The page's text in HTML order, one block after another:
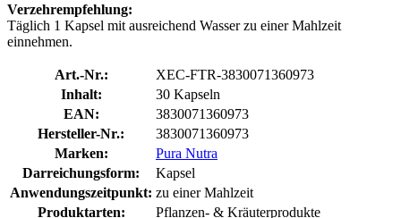
Verzehrempfehlung:
Täglich 1 Kapsel mit ausreichend Wasser zu einer Mahlzeit
einnehmen.
Art.-Nr.:
XEC-FTR-3830071360973
Inhalt:
30 Kapseln
EAN:
3830071360973
Hersteller-Nr.:
3830071360973
Marken:
Pura Nutra
Darreichungsform:
Kapsel
Anwendungszeitpunkt: zu einer Mahlzeit
Produktarten:
Pflanzen- & Kräuterprodukte